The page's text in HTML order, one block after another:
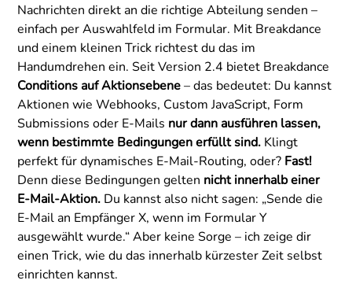
Nachrichten direkt an die richtige Abteilung senden –
einfach per Auswahlfeld im Formular. Mit Breakdance
und einem kleinen Trick richtest du das im
Handumdrehen ein. Seit Version 2.4 bietet Breakdance
Conditions auf Aktionsebene– das bedeutet: Du kannst
Aktionen wie Webhooks, Custom JavaScript, Form
Submissions oder E-Mails nur dann ausführen lassen,
wenn bestimmte Bedingungen erfüllt sind. Klingt
perfekt für dynamisches E-Mail-Routing, oder? Fast!
Denn diese Bedingungen gelten nicht innerhalb einer
E-Mail-Aktion. Du kannst also nicht sagen: „Sende die
E-Mail an Empfänger X, wenn im Formular Y
ausgewählt wurde.“ Aber keine Sorge – ich zeige dir
einen Trick, wie du das innerhalb kürzester Zeit selbst
einrichten kannst.